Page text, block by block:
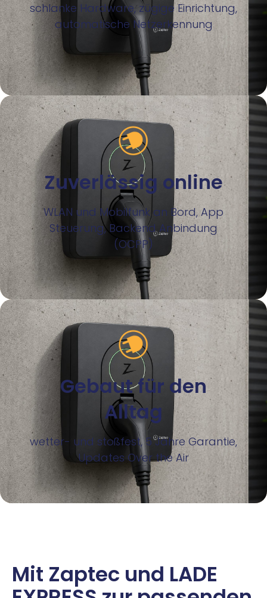
schlanke Hardware, zügige Einrichtung,
automatische Netzerkennung
Zuverlässig online
WLAN und Mobilfunk an Bord, App
Steuerung, Backend Anbindung
(OCPP)
Gebaut für den
Alltag
wetter- und stoßfest, 5 Jahre Garantie,
Updates Over the Air
Mit Zaptec und LADE